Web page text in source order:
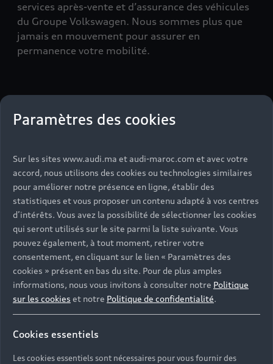
services après-vente et d’assurance des véhicules
du Groupe Volkswagen. Nous sommes plus que
jamais en mouvement pour assurer en
permanence votre mobilité.
Formules de financement
Professionnels
Crédit classique
›
›
›
›
›
Paramètres des cookies
Sur les sites www.audi.ma et audi-maroc.com et avec votre
accord, nous utilisons des cookies ou technologies similaires
pour améliorer notre présence en ligne, établir des
statistiques et vous proposer un contenu adapté à vos centres
d’intérêts. Vous avez la possibilité de sélectionner les cookies
qui seront utilisés sur le site parmi la liste suivante. Vous
pouvez également, à tout moment, retirer votre
consentement, en cliquant sur le lien « Paramètres des
cookies » présent en bas du site. Pour de plus amples
informations, nous vous invitons à consulter notre Politique
sur les cookies et notre Politique de confidentialité.
Cookies essentiels
Les cookies essentiels sont nécessaires pour vous fournir des